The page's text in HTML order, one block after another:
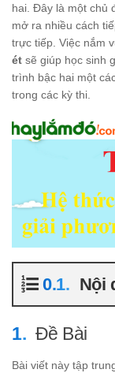
hai. Đây là một chủ
mở ra nhiều cách
trực tiếp. Việc nắm
ét sẽ giúp học sinh
trình bậc hai một
trong các kỳ thi.
Nội
Đề Bài
Bài viết này tập